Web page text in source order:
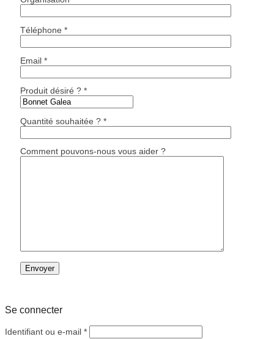
Téléphone *
Email *
Produit désiré ? *
Quantité souhaitée ? *
Comment pouvons-nous vous aider ?
Se connecter
Identifiant ou e-mail *Obligatoire